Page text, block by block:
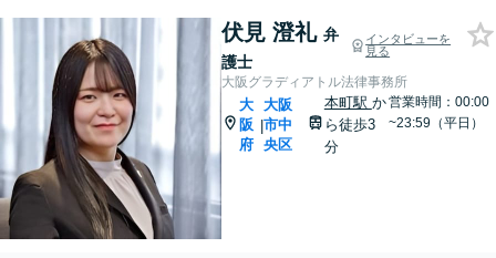
伏見 澄礼 弁
護士
インタビューを
見る
大阪グラディアトル法律事務所
大
阪
府
|
大阪
市中
央区
本町駅 か
ら徒歩3
分
営業時間：00:00
~23:59（平日）